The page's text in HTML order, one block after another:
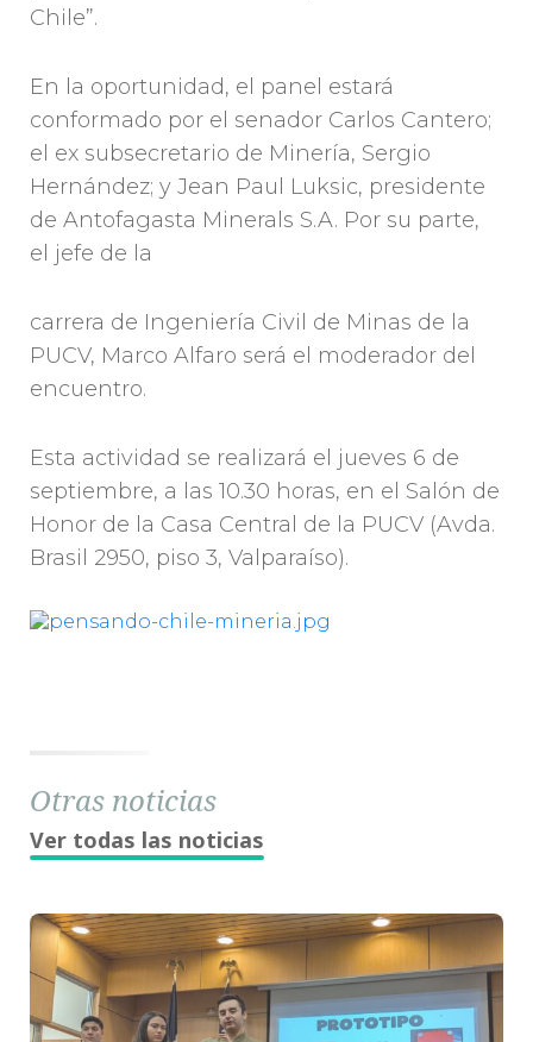
Chile”.
En la oportunidad, el panel estará
conformado por el senador Carlos Cantero;
el ex subsecretario de Minería, Sergio
Hernández; y Jean Paul Luksic, presidente
de Antofagasta Minerals S.A. Por su parte,
el jefe de la
carrera de Ingeniería Civil de Minas de la
PUCV, Marco Alfaro será el moderador del
encuentro.
Esta actividad se realizará el jueves 6 de
septiembre, a las 10.30 horas, en el Salón de
Honor de la Casa Central de la PUCV (Avda.
Brasil 2950, piso 3, Valparaíso).
Otras noticias
Ver todas las noticias